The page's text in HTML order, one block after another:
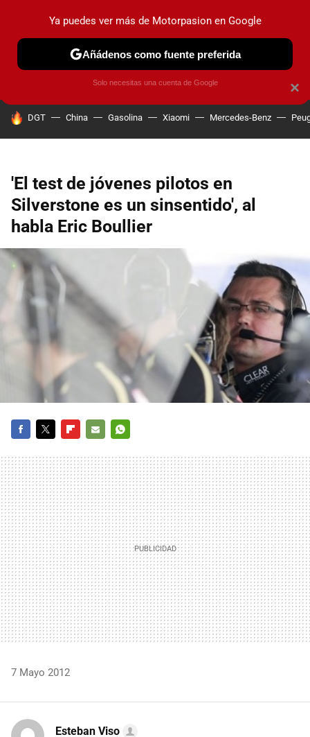
PRUEBAS COCHES ELÉCTRICOS OBSERVATORIO
HOY SE HABLA DE
DGT China Gasolina Xiaomi Mercedes-Benz
'El test de jóvenes pilotos en
Silverstone es un sinsentido', al
habla Eric Boullier
MAIL
7 Mayo 2012
Esteban Viso
×
Ya puedes ver más de Motorpasion en Google
Añádenos como fuente preferida
Solo necesitas una cuenta de Google